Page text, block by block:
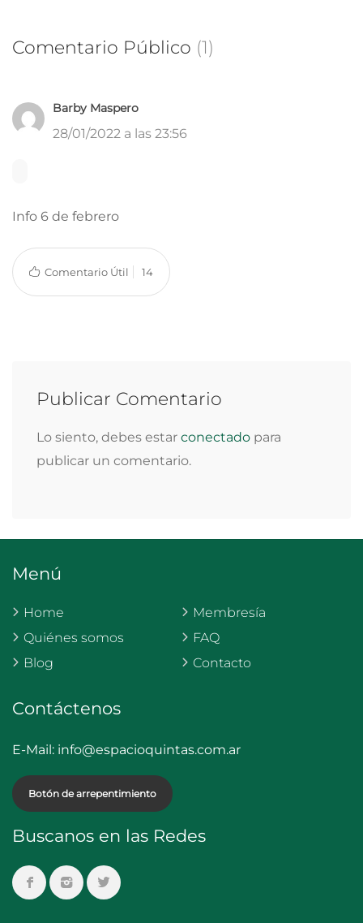
Comentario Público (1)
Barby Maspero
28/01/2022 a las 23:56
Info 6 de febrero
Comentario Útil 14
Publicar Comentario
Lo siento, debes estar conectado para
publicar un comentario.
Menú
Home
Quiénes somos
Blog
Membresía
FAQ
Contacto
Contáctenos
E-Mail: info@espacioquintas.com.ar
Botón de arrepentimiento
Buscanos en las Redes